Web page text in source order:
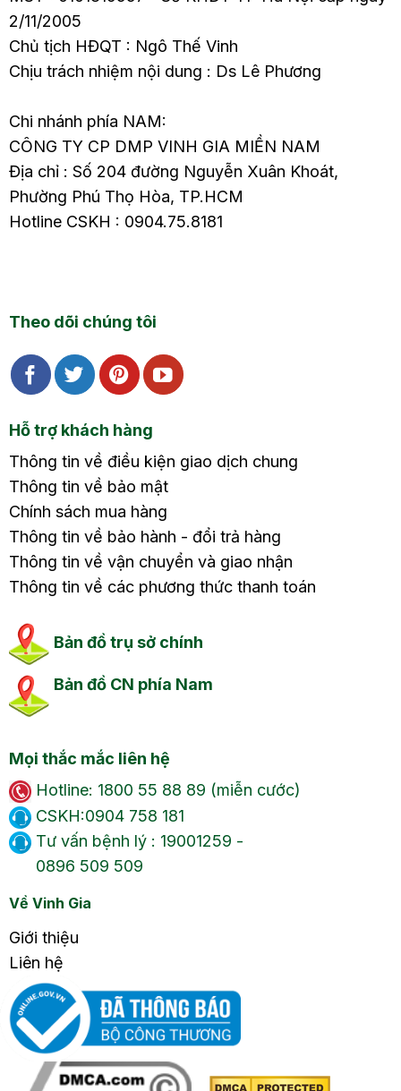
2/11/2005
Chủ tịch HĐQT : Ngô Thế Vinh
Chịu trách nhiệm nội dung : Ds Lê Phương
Chi nhánh phía NAM:
CÔNG TY CP DMP VINH GIA MIỀN NAM
Địa chỉ : Số 204 đường Nguyễn Xuân Khoát,
Phường Phú Thọ Hòa, TP.HCM
Hotline CSKH : 0904.75.8181
Theo dõi chúng tôi
Hỗ trợ khách hàng
Thông tin về điều kiện giao dịch chung
Thông tin về bảo mật
Chính sách mua hàng
Thông tin về bảo hành - đổi trả hàng
Thông tin về vận chuyển và giao nhận
Thông tin về các phương thức thanh toán
Bản đồ trụ sở chính
Bản đồ CN phía Nam
Mọi thắc mắc liên hệ
Hotline: 1800 55 88 89 (miễn cước)
CSKH:0904 758 181
Tư vấn bệnh lý : 19001259 -
0896 509 509
Về Vinh Gia
Giới thiệu
Liên hệ